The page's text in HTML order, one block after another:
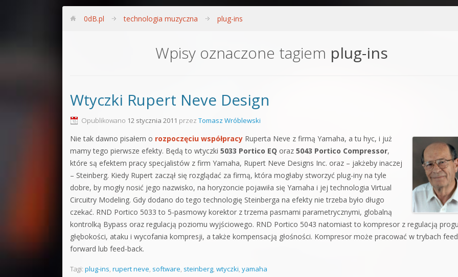
Sound Forge od podstaw
Kontakt 5 Kompendium
Pakiety
0dB.pl technologia muzyczna plug-ins
Wpisy oznaczone tagiem plug-ins
Wtyczki Rupert Neve Design
Opublikowano 12 stycznia 2011 przez Tomasz Wróblewski
Nie tak dawno pisałem o rozpoczęciu współpracy Ruperta Neve z firmą Yamaha, a tu hyc, i już
mamy tego pierwsze efekty. Będą to wtyczki 5033 Portico EQ oraz 5043 Portico Compressor,
które są efektem pracy specjalistów z firm Yamaha, Rupert Neve Designs Inc. oraz – jakżeby inaczej
– Steinberg. Kiedy Rupert zaczął się rozglądać za firmą, która mogłaby stworzyć plug-iny na tyle
dobre, by mogły nosić jego nazwisko, na horyzoncie pojawiła się Yamaha i jej technologia Virtual
Circuitry Modeling. Gdy dodano do tego technologię Steinberga na efekty nie trzeba było długo
czekać. RND Portico 5033 to 5-pasmowy korektor z trzema pasmami parametrycznymi, globalną
kontrolką Bypass oraz regulacją poziomu wyjściowego. RND Portico 5043 natomiast to kompresor z regulacją
głębokości, ataku i wycofania kompresji, a także kompensacją głośności. Kompresor może pracować w trybach
forward lub feed-back.
Tagi: plug-ins, rupert neve, software, steinberg, wtyczki, yamaha